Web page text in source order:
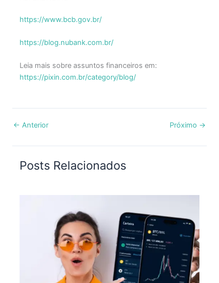
https://www.bcb.gov.br/
https://blog.nubank.com.br/
Leia mais sobre assuntos financeiros em:
https://pixin.com.br/category/blog/
← Anterior Próximo →
Posts Relacionados